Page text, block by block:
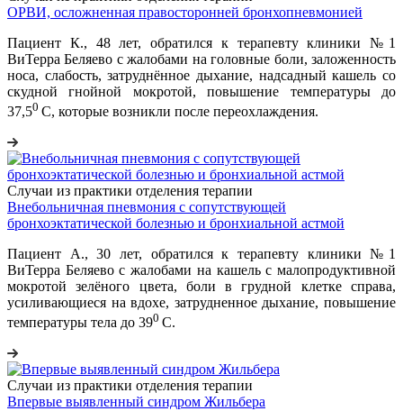
ОРВИ, осложненная правосторонней бронхопневмонией
Пациент К., 48 лет, обратился к терапевту клиники №1
ВиТерра Беляево с жалобами на головные боли, заложенность
носа, слабость, затруднённое дыхание, надсадный кашель со
скудной гнойной мокротой, повышение температуры до
37,50 С, которые возникли после переохлаждения.
Случаи из практики отделения терапии
Внебольничная пневмония с сопутствующей
бронхоэктатической болезнью и бронхиальной астмой
Пациент А., 30 лет, обратился к терапевту клиники №1
ВиТерра Беляево с жалобами на кашель с малопродуктивной
мокротой зелёного цвета, боли в грудной клетке справа,
усиливающиеся на вдохе, затрудненное дыхание, повышение
температуры тела до 390 С.
Случаи из практики отделения терапии
Впервые выявленный синдром Жильбера